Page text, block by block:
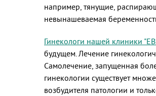
например, тянущие,
невынашеваемая
Гинекологи нашей клиники
будущем. Лечение
Самолечение, запущенная
гинекологии существует
возбудителя патологии и